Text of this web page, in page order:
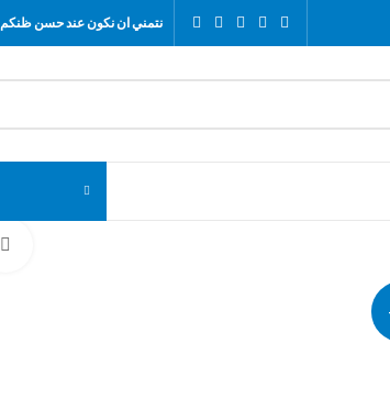
اهلا وسهلا بكم في RTXeg Store نتمني ان نكون عند حسن ظنكم